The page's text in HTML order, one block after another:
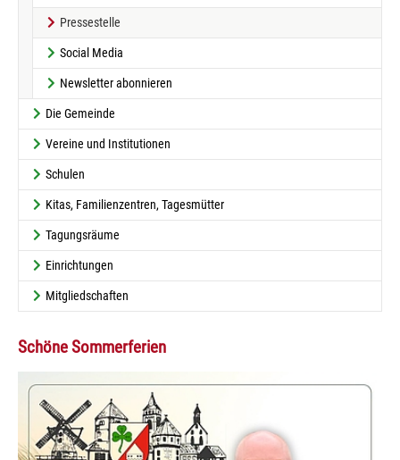
Pressestelle
Social Media
Newsletter abonnieren
Die Gemeinde
Vereine und Institutionen
Schulen
Kitas, Familienzentren, Tagesmütter
Tagungsräume
Einrichtungen
Mitgliedschaften
Schöne Sommerferien